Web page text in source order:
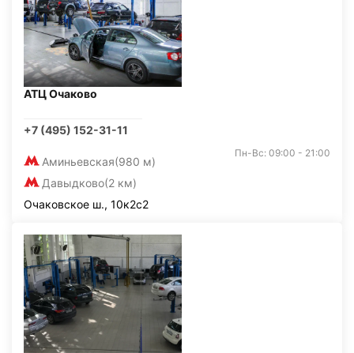
АТЦ Очаково
+7 (495) 152-31-11
Аминьевская(980 м)
Давыдково(2 км)
Пн-Вс: 09:00 - 21:00
Очаковское ш., 10к2с2